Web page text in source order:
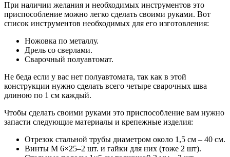
При наличии желания и необходимых инструментов это
приспособление можно легко сделать своими руками. Вот
список инструментов необходимых для его изготовления:
Ножовка по металлу.
Дрель со сверлами.
Сварочный полуавтомат.
Не беда если у вас нет полуавтомата, так как в этой
конструкции нужно сделать всего четыре сварочных шва
длиною по 1 см каждый.
Чтобы сделать своими руками это приспособление вам нужно
запасти следующие материалы и крепежные изделия:
Отрезок стальной трубы диаметром около 1,5 см – 40 см.
Винты М 6×25–2 шт. и гайки для них (тоже 2 шт).